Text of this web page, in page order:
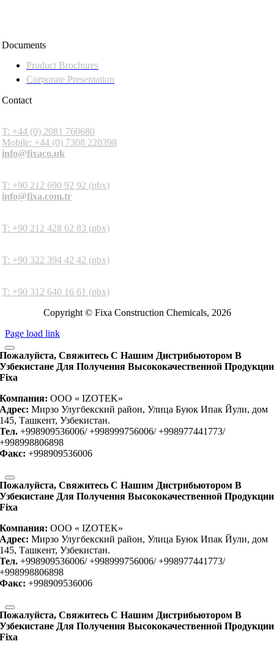
Documents
Product Brochures
Corporate Presentation
Contact
T: +44 (0) 2081 760680
Mobile: +44 (0) 7308 220398
info@fixaco.uk
T: +90 212 690 92 92 (pbx)
info@fixa.com.tr
T: +90 212 428 62 83 (pbx)
T: +90 322 394 42 42 (pbx)
T: +90 312 640 16 61 (pbx)
Copyright © Fixa Construction Chemicals, 2026
Page load link
Пожалуйста, Свяжитесь С Нашим Дистрибьютором В
Узбекистане Для Получения Высококачественной Продукции
Fixa
Компания: OOO « IZOTEK»
Адрес: Мирзо Улугбекский район, Улица Буюк Ипак Йули, дом
145, Ташкент, Узбекистан.
Тел. +998909536006/ +998999756006/ +998977441773/
+998998806898
Факс: +998909536006
Пожалуйста, Свяжитесь С Нашим Дистрибьютором В
Узбекистане Для Получения Высококачественной Продукции
Fixa
Компания: OOO « IZOTEK»
Адрес: Мирзо Улугбекский район, Улица Буюк Ипак Йули, дом
145, Ташкент, Узбекистан.
Тел. +998909536006/ +998999756006/ +998977441773/
+998998806898
Факс: +998909536006
Пожалуйста, Свяжитесь С Нашим Дистрибьютором В
Узбекистане Для Получения Высококачественной Продукции
Fixa